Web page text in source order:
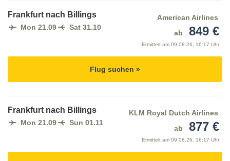
Frankfurt nach Billings
Mon 21.09 Sat 31.10
American Airlines
ab
849 €
Ermittelt am 09.08.26, 16:17 Uhr
Flug suchen »
Frankfurt nach Billings
Mon 21.09 Sun 01.11
KLM Royal Dutch Airlines
ab
877 €
Ermittelt am 09.08.26, 16:17 Uhr